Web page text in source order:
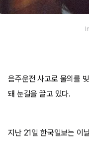
음주운전 사고로 물의를
돼 눈길을 끌고 있다.
지난 21일 한국일보는 이